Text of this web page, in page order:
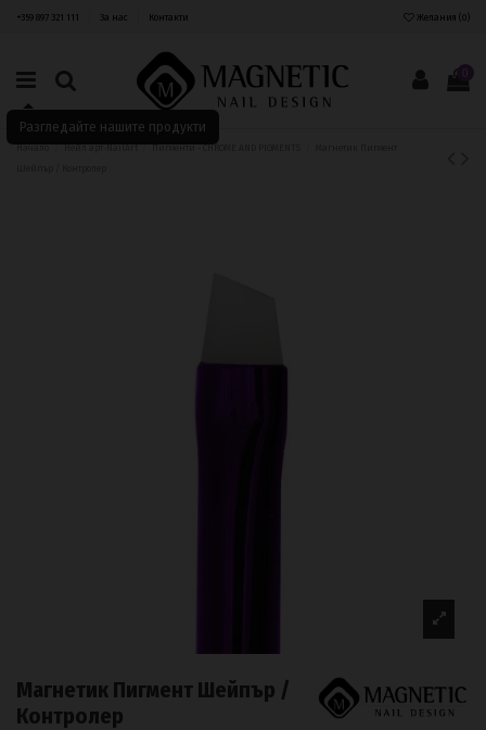
+359 897 321 111 За нас Контакти Желания (0)
Разгледайте нашите продукти
0
Начало Нейл арт-NailArt Пигменти - CHROME AND PIGMENTS
Магнетик Пигмент Шейпър /
Контролер